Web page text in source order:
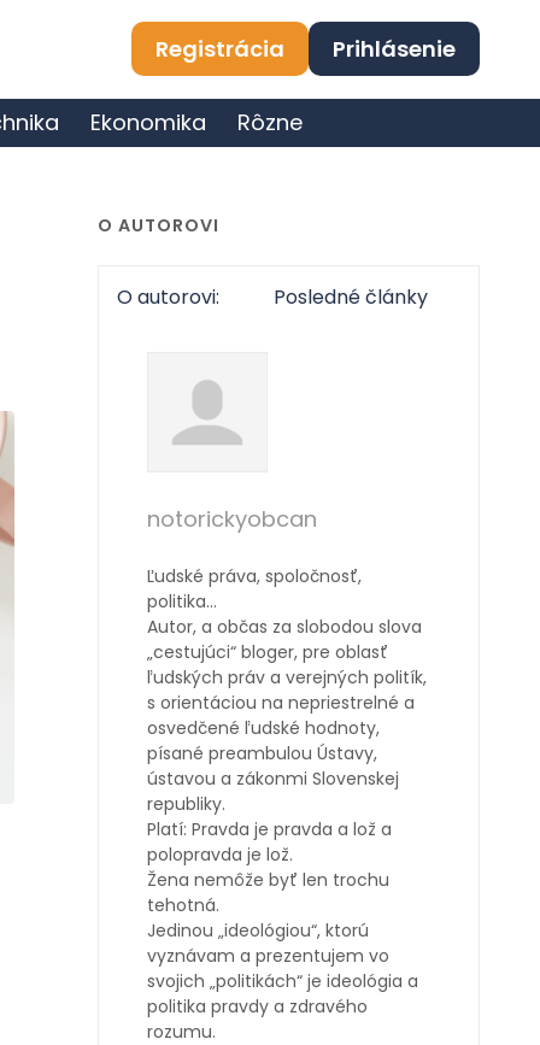
Registrácia Prihlásenie
Ekonomika Rôzne
O AUTOROVI
O autorovi: Posledné články
notorickyobcan
Ľudské práva, spoločnosť,
politika…
Autor, a občas za slobodou slova
„cestujúci“ bloger, pre oblasť
ľudských práv a verejných politík,
s orientáciou na nepriestrelné a
osvedčené ľudské hodnoty,
písané preambulou Ústavy,
ústavou a zákonmi Slovenskej
republiky.
Platí: Pravda je pravda a lož a
polopravda je lož.
Žena nemôže byť len trochu
tehotná.
Jedinou „ideológiou“, ktorú
vyznávam a prezentujem vo
svojich „politikách“ je ideológia a
politika pravdy a zdravého
rozumu.